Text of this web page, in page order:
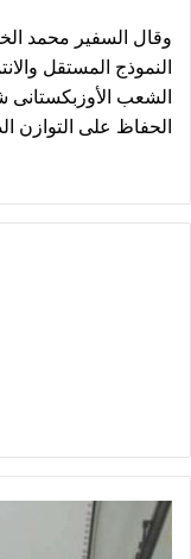
وقال السفير محمد
النموذج المستقل
الشعب
الحفاظ على التوازن
استمرار
فعاليات